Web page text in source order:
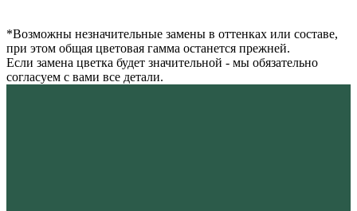
*Возможны незначительные замены в оттенках или составе,
при этом общая цветовая гамма останется прежней.
Если замена цветка будет значительной - мы обязательно
согласуем с вами все детали.